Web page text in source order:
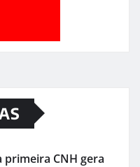
primeira CNH gera